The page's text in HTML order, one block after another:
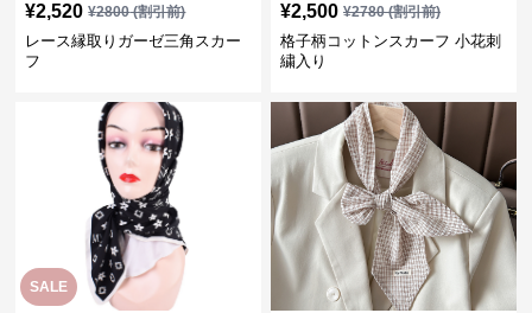
¥2,520 ¥2800(割引前)
レース縁取りガーゼ三角スカー
フ
¥2,500 ¥2780(割引前)
格子柄コットンスカーフ 小花刺
繍入り
SALE